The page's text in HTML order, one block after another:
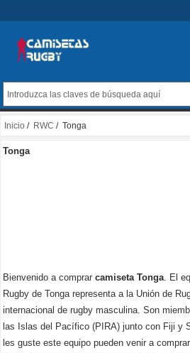
Inicio / RWC / Tonga
Tonga
Bienvenido a comprar camiseta Tonga. El
Rugby de Tonga representa a la Unión de
internacional de rugby masculina. Son
las Islas del Pacífico (PIRA) junto con Fiji y
les guste este equipo pueden venir a